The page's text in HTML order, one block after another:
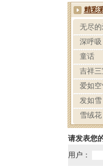
请发表您
用户：